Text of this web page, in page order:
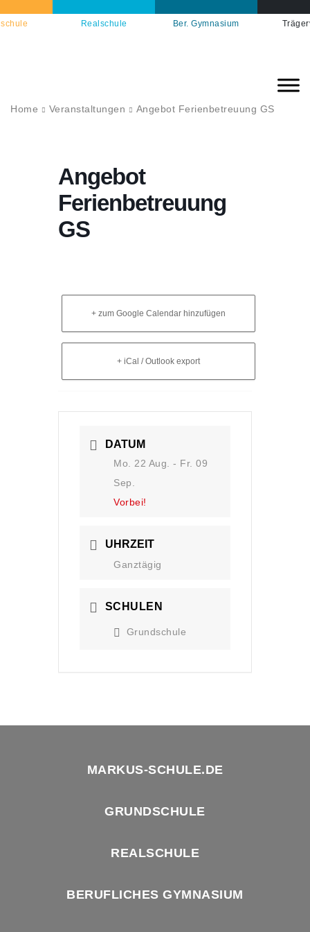
Realschule Ber. Gymnasium
Home Veranstaltungen Angebot Ferienbetreuung GS
Angebot
Ferienbetreuung
GS
+ zum Google Calendar hinzufügen
+ iCal / Outlook export
DATUM
Mo. 22 Aug.
- Fr. 09
Sep.
Vorbei!
UHRZEIT
Ganztägig
SCHULEN
Grundschule
MARKUS-SCHULE.DE
GRUNDSCHULE
REALSCHULE
BERUFLICHES GYMNASIUM